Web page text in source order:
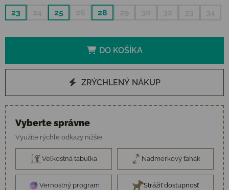
23 25 28
DO KOŠÍKA
ZRÝCHLENÝ NÁKUP
Vyberte správne
Využite rýchle odkazy nižšie.
Veľkostná tabuľka Nadmerkový ťahák
Vernostný program Strážiť dostupnosť